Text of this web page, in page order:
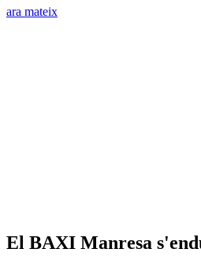
ara mateix
El BAXI Manresa